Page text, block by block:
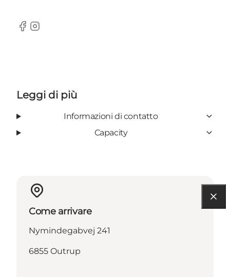
Facebook
Instagram
Leggi di più
Informazioni di contatto
Capacity
Come arrivare
Nymindegabvej 241
6855 Outrup